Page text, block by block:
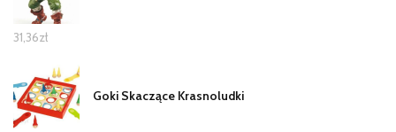
31,36zł
Goki Skaczące Krasnoludki